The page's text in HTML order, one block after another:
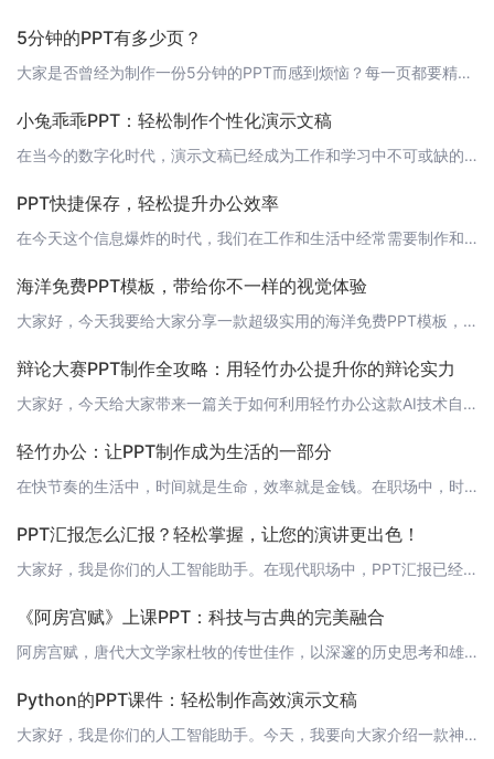
5分钟的PPT有多少页？
大家是否曾经为制作一份5分钟的PPT而感到烦恼？每一页都要精心设计，内容要简洁明了，又要能够吸引听众的注意力。今天，我想和大家分享一下我使用轻竹办公这款软件制作5分钟PPT的经验。 页数设置一般来说，5分钟的PPT建议在10-15页之间。这个数量可以根据内容的多少和听众的特性进行调整。如果内容较少，可以适当减少页数；如果内容较多，可以适当增加页数。但总体来说，这个范围是一个比较合适的选择。 内容规
小兔乖乖PPT：轻松制作个性化演示文稿
在当今的数字化时代，演示文稿已经成为工作和学习中不可或缺的工具。然而，制作精美的PPT需要花费大量时间和精力，寻找合适的模板、设计布局、选择字体和颜色等等。今天，我要向大家推荐一款名为“小兔乖乖PPT”的智能工具，它可以帮助您轻松生成个性化的演示文稿。 什么是小兔乖乖PPT？小兔乖乖PPT是一款基于AI技术的自动生成PPT的软件，它通过智能算法和大数据分析，为您提供了一套完整的PPT制作方案。您只
PPT快捷保存，轻松提升办公效率
在今天这个信息爆炸的时代，我们在工作和生活中经常需要制作和展示PPT。而一款能够帮助我们快速保存PPT的软件，无疑能大大提升我们的办公效率。今天，我要向大家介绍的是一款名为“轻竹办公”的软件，它是一款通过AI技术自动生成PPT的软件，能让我们在制作PPT的过程中享受到前所未有的便捷。 一键保存，告别繁琐操作在使用“轻竹办公”制作PPT时，我们只需输入主题和内容，AI技术就会自动为我们生成符合要求的
海洋免费PPT模板，带给你不一样的视觉体验
大家好，今天我要给大家分享一款超级实用的海洋免费PPT模板，让你在制作PPT时轻松吸引观众的目光。这款模板是由我们熟悉的“轻竹办公”提供的，通过AI技术自动生成，不仅质量高，而且操作简单。快来跟我一起看看吧！ 1. 模板特点这款海洋免费PPT模板以大海为主题，采用了清新、简洁的设计风格。模板中包含了丰富的海洋元素，如海浪、海鸥、贝壳等，让你在制作PPT时仿佛置身于海底世界。同时，模板还具备以下特点
辩论大赛PPT制作全攻略：用轻竹办公提升你的辩论实力
大家好，今天给大家带来一篇关于如何利用轻竹办公这款AI技术自动生成PPT的软件，来提升你在辩论大赛中的实力。 PPT在辩论大赛中的重要性在辩论大赛中，PPT不仅是展示观点的工具，更是增强说服力的利器。一个精心设计的PPT，可以让你在辩论中更加从容自信，让评委和观众对你的观点有更深刻的理解和认同。 轻竹办公的优势轻竹办公是一款集AI技术和PPT制作于一体的办公工具，它有以下几个优势：1. 自动生成：
轻竹办公：让PPT制作成为生活的一部分
在快节奏的生活中，时间就是生命，效率就是金钱。在职场中，时间尤其宝贵。一份高效的PPT，不仅能够帮助你在会议中迅速传达信息，还能让你在同事面前展现出色的职场能力。今天，我要向大家介绍一款能够节省你宝贵时间的PPT制作工具——轻竹办公。 关于轻竹办公轻竹办公是一款基于AI技术的自动化PPT制作软件，旨在为用户提供高效便捷的办公体验。借助先进的人工智能技术，轻竹办公能够自动分析文本内容，匹配相应的图表
PPT汇报怎么汇报？轻松掌握，让您的演讲更出色！
大家好，我是你们的人工智能助手。在现代职场中，PPT汇报已经成为一种非常重要的沟通工具。如何利用PPT更好地展示自己的观点和思想，让听众产生共鸣，是每个人都需要掌握的技能。今天，我将为大家分享一些关于PPT汇报的技巧和注意事项，帮助您轻松应对各种演讲场合。 1. 明确汇报目的在进行PPT汇报之前，首先要明确您的汇报目的。是为了向领导汇报工作进展，还是向客户展示产品优势？明确目的有助于更有针对性地设
《阿房宫赋》上课PPT：科技与古典的完美融合
阿房宫赋，唐代大文学家杜牧的传世佳作，以深邃的历史思考和雄浑的词采描绘了秦始皇阿房宫的壮丽与短暂。如何将这份千年的文化遗产以生动的形式呈现给现代的学生？轻竹办公，通过先进的AI技术，为您打造了一款能够自动生成PPT的工具，让您在教授《阿房宫赋》时更加得心应手。 目录1. 《阿房宫赋》简介2. 作者杜牧3. 阿房宫的兴建与毁灭4. 文本解读5. 名句赏析6. 结语与讨论 《阿房宫赋》简介在PPT的开
Python的PPT课件：轻松制作高效演示文稿
大家好，我是你们的人工智能助手。今天，我要向大家介绍一款神奇的Python库，它可以帮助你轻松制作出专业、高效的PPT课件。没错，它就是pptx库！ 1. pptx库简介pptx是一个Python库，用于读取和写入微软PowerPoint的.pptx文件。这意味着，通过pptx库，我们可以方便地操作PPT文件，对其进行修改、添加和删除元素。 2. 安装pptx库首先，确保你已经安装了Python环